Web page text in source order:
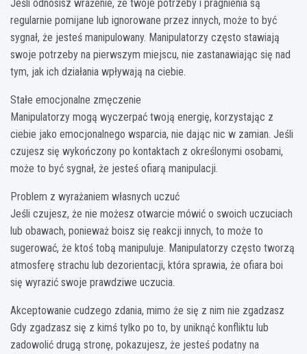
Jeśli odnosisz wrażenie, że twoje potrzeby i pragnienia są
regularnie pomijane lub ignorowane przez innych, może to być
sygnał, że jesteś manipulowany. Manipulatorzy często stawiają
swoje potrzeby na pierwszym miejscu, nie zastanawiając się nad
tym, jak ich działania wpływają na ciebie.
Stałe emocjonalne zmęczenie
Manipulatorzy mogą wyczerpać twoją energię, korzystając z
ciebie jako emocjonalnego wsparcia, nie dając nic w zamian. Jeśli
czujesz się wykończony po kontaktach z określonymi osobami,
może to być sygnał, że jesteś ofiarą manipulacji.
Problem z wyrażaniem własnych uczuć
Jeśli czujesz, że nie możesz otwarcie mówić o swoich uczuciach
lub obawach, ponieważ boisz się reakcji innych, to może to
sugerować, że ktoś tobą manipuluje. Manipulatorzy często tworzą
atmosferę strachu lub dezorientacji, która sprawia, że ofiara boi
się wyrazić swoje prawdziwe uczucia.
Akceptowanie cudzego zdania, mimo że się z nim nie zgadzasz
Gdy zgadzasz się z kimś tylko po to, by uniknąć konfliktu lub
zadowolić drugą stronę, pokazujesz, że jesteś podatny na